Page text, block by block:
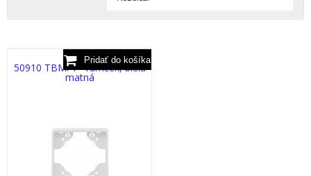
50910 TBM: 1 - rámček, biela
matná